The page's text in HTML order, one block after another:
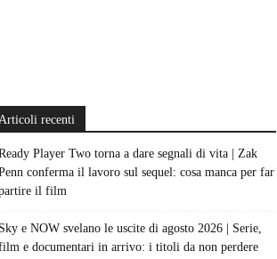
recenti
Player Two torna a dare segnali di vita | Zak
conferma il lavoro sul sequel: cosa manca per far
il film
Sky e NOW svelano le uscite di agosto 2026 | Serie,
e documentari in arrivo: i titoli da non perdere